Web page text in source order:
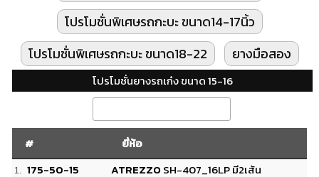
โปรโมชั่นพิเศษรถกะบะ ขนาด14-17นิ้ว
โปรโมชั่นพิเศษรถกะบะ ขนาด18-22
ยางมือสอง
โปรโมชั่นยางรถเก๋ง ขนาด 15-16
# ยี่ห้อ
1. 175-50-15 ATREZZO SH-407_16LP มี2เส้น